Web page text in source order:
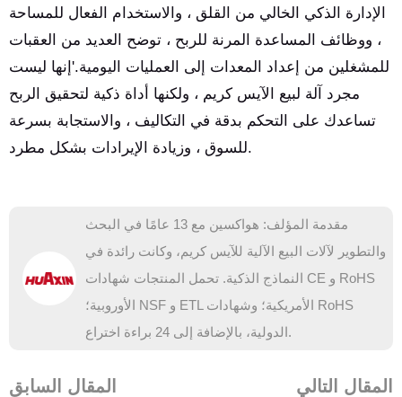
الإدارة الذكي الخالي من القلق ، والاستخدام الفعال للمساحة
، ووظائف المساعدة المرنة للربح ، توضح العديد من العقبات
للمشغلين من إعداد المعدات إلى العمليات اليومية.'إنها ليست
مجرد آلة لبيع الآيس كريم ، ولكنها أداة ذكية لتحقيق الربح
تساعدك على التحكم بدقة في التكاليف ، والاستجابة بسرعة
للسوق ، وزيادة الإيرادات بشكل مطرد.
مقدمة المؤلف: هواكسين مع 13 عامًا في البحث
والتطوير لآلات البيع الآلية للآيس كريم، وكانت رائدة في
النماذج الذكية. تحمل المنتجات شهادات CE و RoHS
الأوروبية؛ NSF و ETL الأمريكية؛ وشهادات RoHS
الدولية، بالإضافة إلى 24 براءة اختراع.
المقال السابق المقال التالي